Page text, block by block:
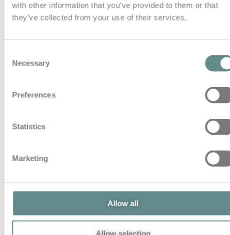
with other information that you’ve provided to them or that
they’ve collected from your use of their services.
Selection
Necessary
Preferences
Statistics
Marketing
Allow all
Allow selection